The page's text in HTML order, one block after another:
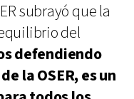
subrayó que la
del
defendiendo
la OSER, es un